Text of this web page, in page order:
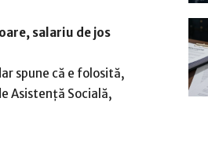
salariu de jos
spune că e folosită,
Asistență Socială,